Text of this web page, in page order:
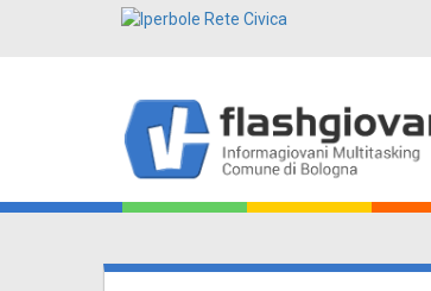
Main
navigation